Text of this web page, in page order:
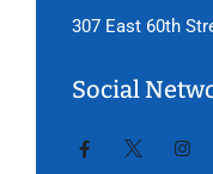
307 East 60th
Social